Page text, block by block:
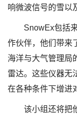
响微波信号的雪以
SnowEx包括
作伙伴，他们带来
海洋与大气管理局
雷达。这些仪器无
在各种条件下增进
该小组还将把